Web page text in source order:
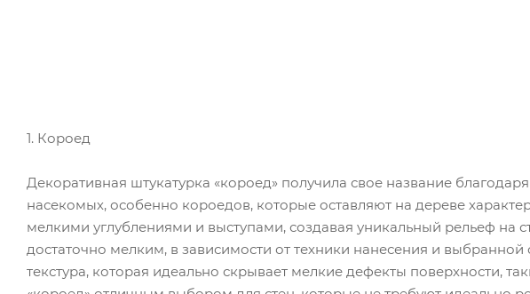
1. Короед
Декоративная штукатурка «короед» получила свое название
насекомых, особенно короедов, которые оставляют на дереве
мелкими углублениями и выступами, создавая уникальный рельеф на
достаточно мелким, в зависимости от техники нанесения и выбранной
текстура, которая идеально скрывает мелкие дефекты поверхности,